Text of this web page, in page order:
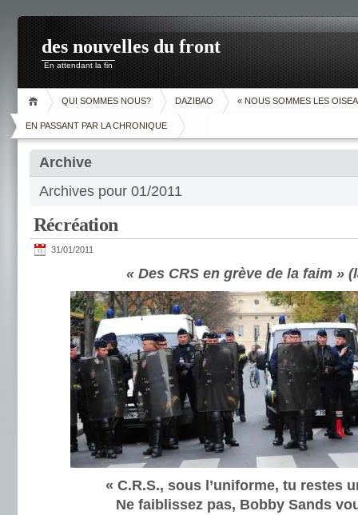
des nouvelles du front
En attendant la fin
QUI SOMMES NOUS? DAZIBAO « NOUS SOMMES LES
EN PASSANT PAR LA CHRONIQUE
Archive
Archives pour 01/2011
Récréation
31/01/2011
« Des CRS en grève de la faim »
« C.R.S., sous l’uniforme, tu restes
Ne faiblissez pas, Bobby Sands